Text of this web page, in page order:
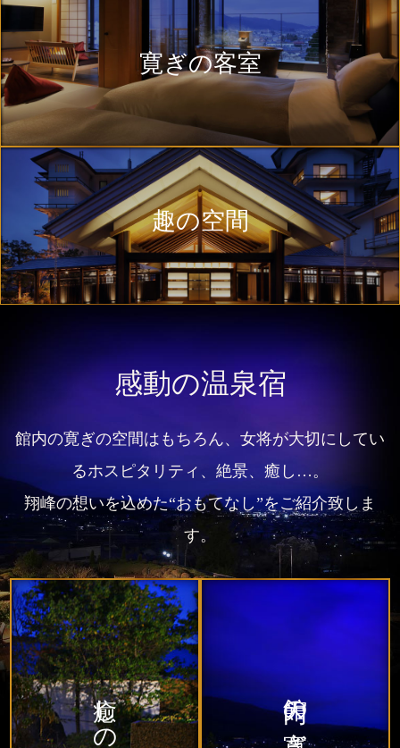
寛ぎの客室
趣の空間
感動の温泉宿
館内の寛ぎの空間はもちろん、女将が大切にしてい
るホスピタリティ、絶景、癒し…。
翔峰の想いを込めた“おもてなし”をご紹介致しま
す。
癒しの時間 館内の寛ぎ